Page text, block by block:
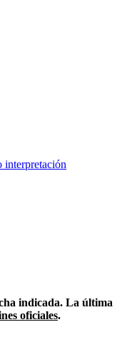
interpretación
indicada. La última
oficiales.